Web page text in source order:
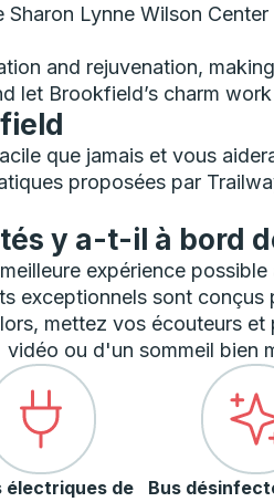
Lynne Wilson
and rejuvenation,
let Brookfield’s charm
que jamais et vous
proposées par
y a-t-il à bord
expérience
exceptionnels sont
mettez vos écouteurs
vidéo ou d'un sommeil bien
électriques de
Bus